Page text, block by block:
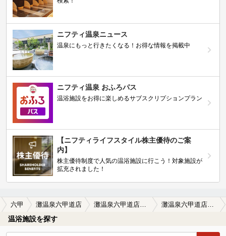
ニフティ温泉ニュース
温泉にもっと行きたくなる！お得な情報を掲載中
ニフティ温泉 おふろパス
温浴施設をお得に楽しめるサブスクリプションプラン
【ニフティライフスタイル株主優待のご案
内】
株主優待制度で人気の温浴施設に行こう！対象施設が
拡充されました！
六甲 灘温泉六甲道店
温浴施設を探す